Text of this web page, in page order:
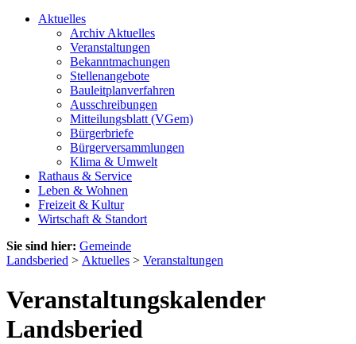
Aktuelles
Archiv Aktuelles
Veranstaltungen
Bekanntmachungen
Stellenangebote
Bauleitplanverfahren
Ausschreibungen
Mitteilungsblatt (VGem)
Bürgerbriefe
Bürgerversammlungen
Klima & Umwelt
Rathaus & Service
Leben & Wohnen
Freizeit & Kultur
Wirtschaft & Standort
Sie sind hier: Gemeinde
Landsberied > Aktuelles > Veranstaltungen
Veranstaltungskalender
Landsberied